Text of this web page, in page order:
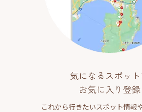
気になるスポット
お気に入り登録
これから行きたいスポット情報